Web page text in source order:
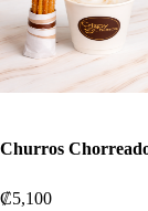
Churros
₡5,100